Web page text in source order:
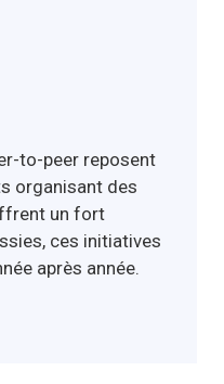
to-peer reposent
organisant des
un fort
ces initiatives
après année.